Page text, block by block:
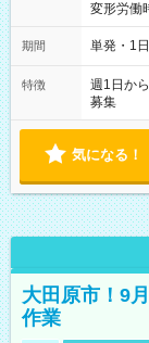
変形労働時間
～21：00
期間 単発・1
特徴
週1日か
募集
気になる！
大田原市！9
作業